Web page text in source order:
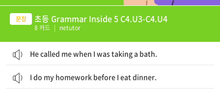
초등 Grammar Inside 5 C4.U3-C4.U4
8 카드 | netutor
He called me when I was taking a bath.
I do my homework before I eat dinner.